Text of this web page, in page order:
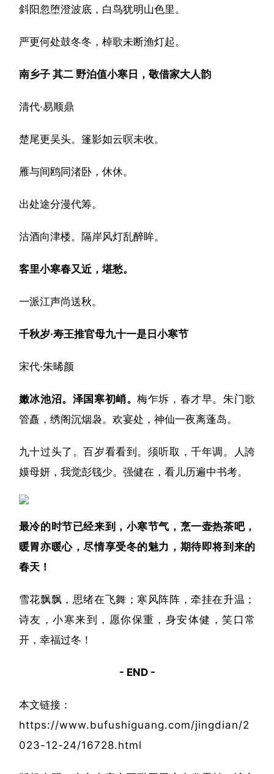
斜阳忽堕澄波底，白鸟犹明山色里。
严更何处鼓冬冬，棹歌未断渔灯起。
南乡子 其二 野泊值小寒日，敬借家大人韵
清代·易顺鼎
楚尾更吴头。篷影如云暝未收。
雁与间鸥同渚卧，休休。
出处途分漫代筹。
沽酒向津楼。隔岸风灯乱醉眸。
客里小寒春又近，堪愁。
一派江声尚送秋。
千秋岁·寿王推官母九十一是日小寒节
宋代·朱晞颜
嫩冰池沼。泽国寒初峭。梅乍坼，春才早。朱门歌
管矗，绣阁沉烟袅。欢宴处，神仙一夜离蓬岛。
九十过头了。百岁看看到。须听取，千年调。人誇
嫫母妍，我觉彭篯少。强健在，看儿历遍中书考。
最冷的时节已经来到，小寒节气，烹一壶热茶吧，
暖胃亦暖心，尽情享受冬的魅力，期待即将到来的
春天！
雪花飘飘，思绪在飞舞；寒风阵阵，牵挂在升温；
诗友，小寒来到，愿你保重，身安体健，笑口常
开，幸福过冬！
- END -
本文链接：
https://www.bufushiguang.com/jingdian/2
023-12-24/16728.html